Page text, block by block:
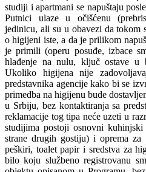
studiji i apartmani se napuštaju
Putnici ulaze u očišćenu
jedinicu, ali su u obavezi da tokom
o higijeni iste, a da je prilikom
je primili (operu posuđe, izbace
hlađenje na nulu, ključ ostave u
Ukoliko higijena nije
predstavnika agencije kako bi se
primedba na higijenu bude
u Srbiju, bez kontaktiranja sa
reklamacije tog tipa neće uzeti u
studijima postoji osnovni
strane drugih gostiju) i oprema
peškiri, toalet papir i sredstva za
bilo koju službeno registrovanu